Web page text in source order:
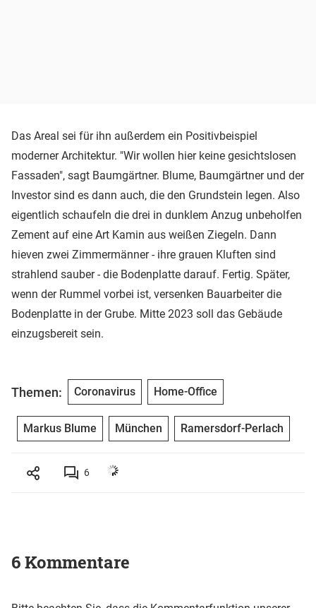
Das Areal sei für ihn außerdem ein Positivbeispiel
moderner Architektur. "Wir wollen hier keine gesichtslosen
Fassaden", sagt Baumgärtner. Blume, Baumgärtner und der
Investor sind es dann auch, die den Grundstein legen. Also
eigentlich schaufeln die drei in dunklem Anzug unbeholfen
Zement auf eine Art Kamin aus weißen Ziegeln. Dann
hieven zwei Zimmermänner - ihre grauen Kluften sind
strahlend sauber - die Bodenplatte darauf. Fertig. Später,
wenn der Rummel vorbei ist, versenken Bauarbeiter die
Bodenplatte in der Grube. Mitte 2023 soll das Gebäude
einzugsbereit sein.
Themen: Coronavirus Home-Office
Markus Blume München Ramersdorf-Perlach
6
6 Kommentare